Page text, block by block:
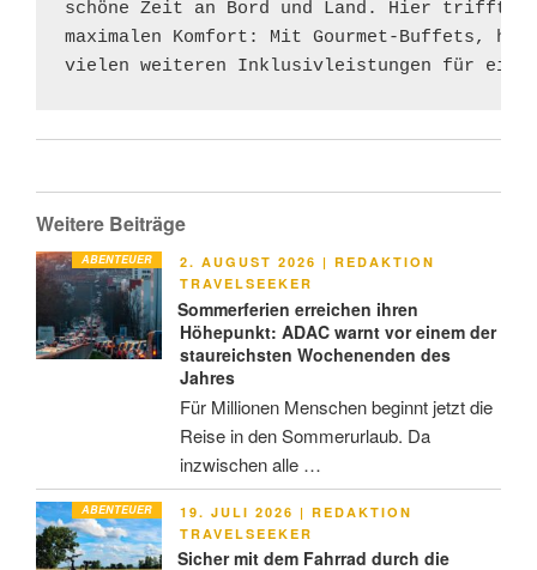
schöne Zeit an Bord und Land. Hier trifft
maximalen Komfort: Mit Gourmet-Buffets,
vielen weiteren Inklusivleistungen für einen
Weitere Beiträge
ABENTEUER
VERÖFFENTLICHT
AM
2. AUGUST 2026 | REDAKTION
TRAVELSEEKER
Sommerferien erreichen ihren
Höhepunkt: ADAC warnt vor einem der
staureichsten Wochenenden des
Jahres
Für Millionen Menschen beginnt jetzt die
Reise in den Sommerurlaub. Da
inzwischen alle …
ABENTEUER
VERÖFFENTLICHT
AM
19. JULI 2026 | REDAKTION
TRAVELSEEKER
Sicher mit dem Fahrrad durch die